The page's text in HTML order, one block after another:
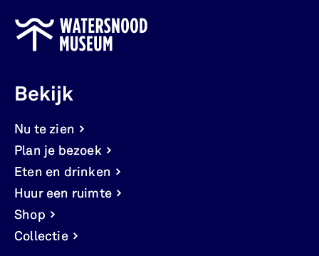
Bekijk
Nu te zien
Plan je bezoek
Eten en drinken
Huur een ruimte
Shop
Collectie